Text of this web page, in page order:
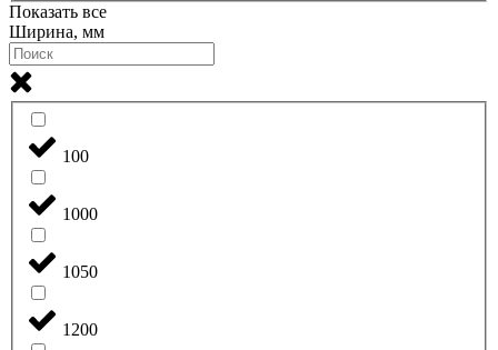
Показать все
Ширина, мм
100
1000
1050
1200